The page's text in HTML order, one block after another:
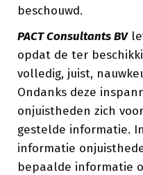
beschouwd.
PACT Consultants BV
opdat de ter
volledig, juist,
Ondanks deze
onjuistheden zich
gestelde informatie.
informatie
bepaalde informatie